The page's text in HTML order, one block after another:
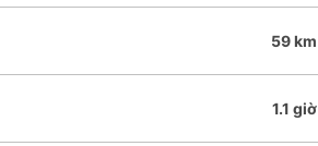
59 km
1.1 giờ